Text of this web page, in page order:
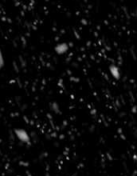
Produktfotoredigering